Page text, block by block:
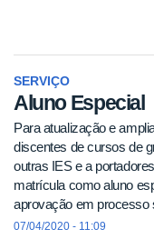
SERVIÇO
Aluno Especial
Para atualização e
discentes de cursos de
outras IES e a
matrícula como aluno
aprovação em processo
07/04/2020 - 11:09